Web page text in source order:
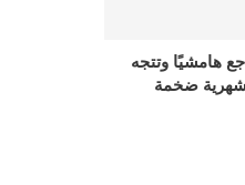
هامشيًا وتتجه
ضخمة